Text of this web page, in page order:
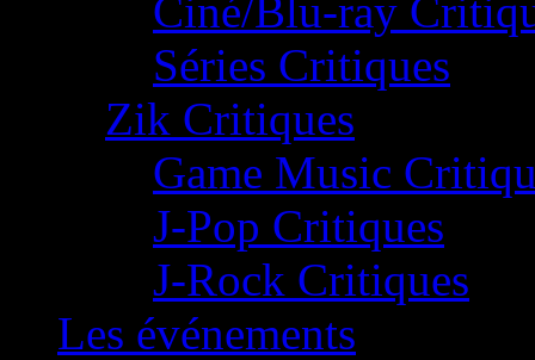
Ciné/Blu-ray
Séries Critiques
Zik Critiques
Game Music
J-Pop Critiques
J-Rock Critiques
Les événements